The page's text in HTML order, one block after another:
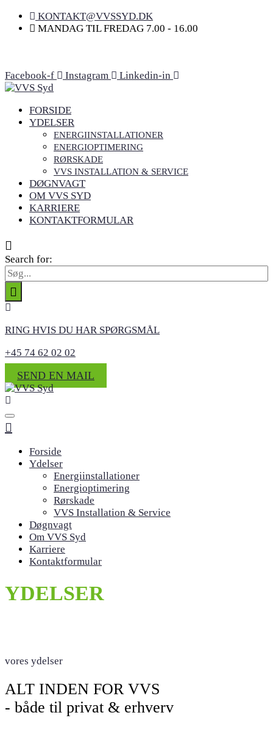
KONTAKT@VVSSYD.DK
MANDAG TIL FREDAG 7.00 - 16.00
Facebook-f
Instagram Linkedin-in
FORSIDE
YDELSER
ENERGIINSTALLATIONER
ENERGIOPTIMERING
RØRSKADE
VVS INSTALLATION & SERVICE
DØGNVAGT
OM VVS SYD
KARRIERE
KONTAKTFORMULAR
Search for:
RING HVIS DU HAR SPØRGSMÅL
+45 74 62 02 02
SEND EN MAIL
Forside
Ydelser
Energiinstallationer
Energioptimering
Rørskade
VVS Installation & Service
Døgnvagt
Om VVS Syd
Karriere
Kontaktformular
YDELSER
vores ydelser
ALT INDEN FOR VVS
- både til privat & erhverv